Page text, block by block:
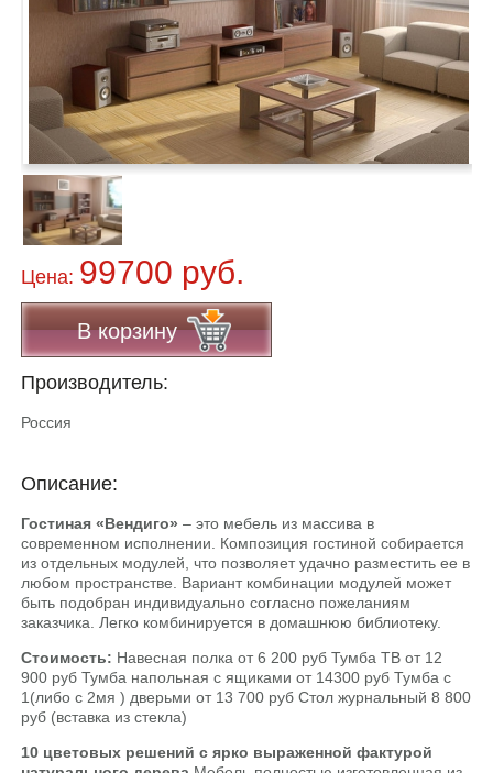
Цена: 99700 руб.
В корзину
Производитель:
Россия
Описание:
Гостиная «Вендиго» – это мебель из массива в
современном исполнении. Композиция гостиной собирается
из отдельных модулей, что позволяет удачно разместить ее в
любом пространстве. Вариант комбинации модулей может
быть подобран индивидуально согласно пожеланиям
заказчика. Легко комбинируется в домашнюю библиотеку.
Стоимость: Навесная полка от 6 200 руб Тумба ТВ от 12
900 руб Тумба напольная с ящиками от 14300 руб Тумба с
1(либо с 2мя ) дверьми от 13 700 руб Стол журнальный 8 800
руб (вставка из стекла)
10 цветовых решений с ярко выраженной фактурой